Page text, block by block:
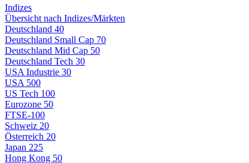
Indizes
Übersicht nach Indizes/Märkten
Deutschland 40
Deutschland Small Cap 70
Deutschland Mid Cap 50
Deutschland Tech 30
USA Industrie 30
USA 500
US Tech 100
Eurozone 50
FTSE-100
Schweiz 20
Österreich 20
Japan 225
Hong Kong 50